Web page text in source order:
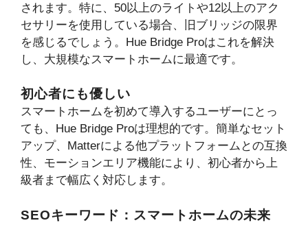
されます。特に、50以上のライトや12以上のアク
セサリーを使用している場合、旧ブリッジの限界
を感じるでしょう。Hue Bridge Proはこれを解決
し、大規模なスマートホームに最適です。
初心者にも優しい
スマートホームを初めて導入するユーザーにとっ
ても、Hue Bridge Proは理想的です。簡単なセット
アップ、Matterによる他プラットフォームとの互換
性、モーションエリア機能により、初心者から上
級者まで幅広く対応します。
SEOキーワード：スマートホームの未来